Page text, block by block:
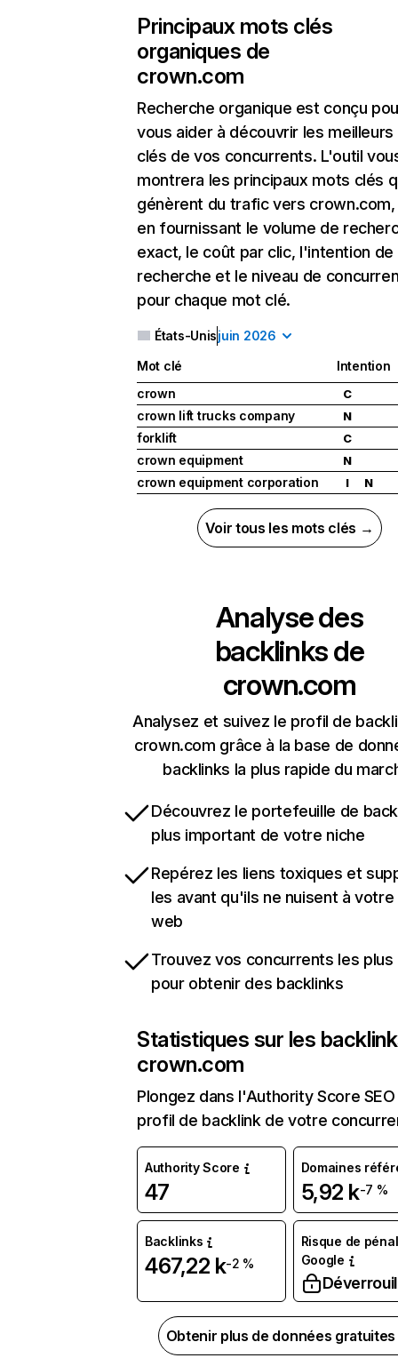
Principaux mots clés
organiques de
crown.com
Recherche organique est conçu
vous aider à découvrir les
clés de vos concurrents. L'outil
montrera les principaux mots clés
génèrent du trafic vers
en fournissant le volume de
exact, le coût par clic, l'intention de
recherche et le niveau de
pour chaque mot clé.
États-Unisjuin 2026
Mot clé
Intention
crown
C
crown lift trucks company N
forklift C
crown equipment N
crown equipment corporation I N
Voir tous les mots clés →
Analyse des
backlinks de
crown.com
Analysez et suivez le profil de
crown.com grâce à la base de
backlinks la plus rapide du
Découvrez le portefeuille de
plus important de votre niche
Repérez les liens toxiques et
les avant qu'ils ne nuisent à
web
Trouvez vos concurrents les
pour obtenir des backlinks
Statistiques sur les
crown.com
Plongez dans l'Authority Score
profil de backlink de votre
Authority Score
47
Domaines
5,92 k-7 %
Backlinks
467,22 k-2 %
Risque de
Google
Obtenir plus de données